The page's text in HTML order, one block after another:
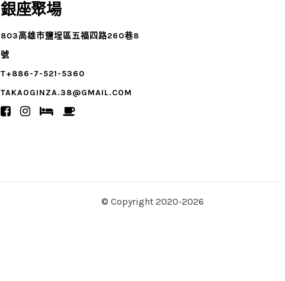
銀座聚場
803高雄市鹽埕區五福四路260巷8
號
T+886-7-521-5360
TAKAOGINZA.38@GMAIL.COM
© Copyright 2020-2026